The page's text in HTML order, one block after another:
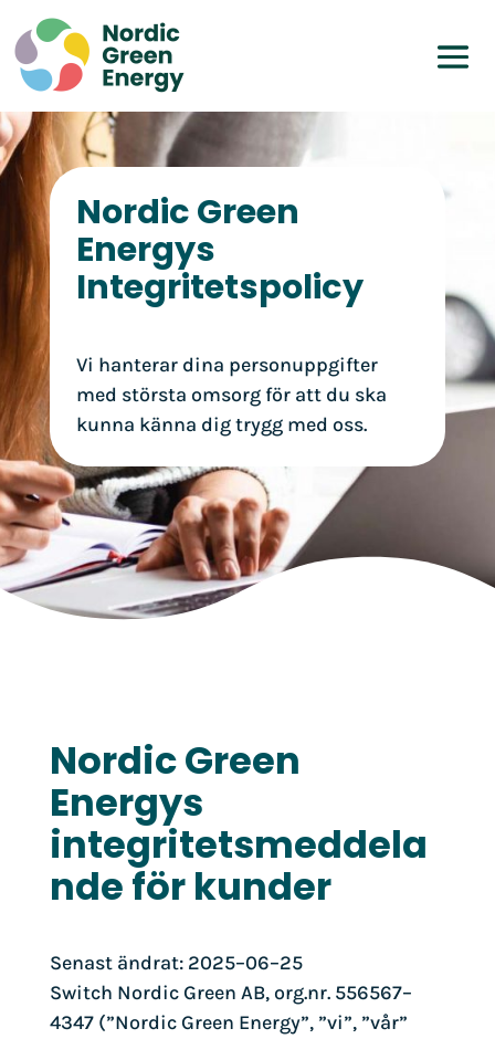
Nordic Green
Energys
Integritetspolicy
Vi hanterar dina personuppgifter
med största omsorg för att du ska
kunna känna dig trygg med oss.
Nordic Green
Energys
integritetsmeddela
nde för kunder
Senast ändrat: 2025–06–25
Switch Nordic Green AB, org.nr. 556567–
4347 (”Nordic Green Energy”, ”vi”, ”vår”